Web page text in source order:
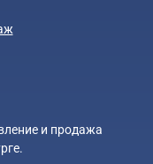
и продажа